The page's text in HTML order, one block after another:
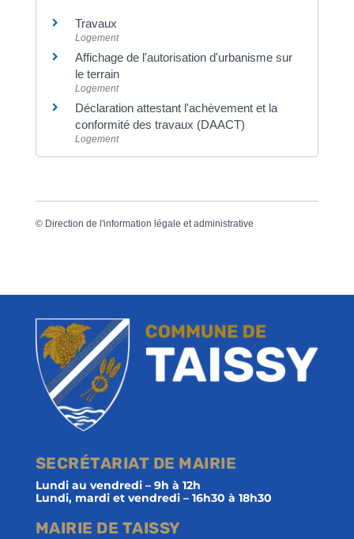
Travaux
Logement
Affichage de l'autorisation d'urbanisme sur
le terrain
Logement
Déclaration attestant l'achèvement et la
conformité des travaux (DAACT)
Logement
© Direction de l'information légale et administrative
SECRÉTARIAT DE MAIRIE
Lundi au vendredi – 9h à 12h
Lundi, mardi et vendredi – 16h30 à 18h30
MAIRIE DE TAISSY